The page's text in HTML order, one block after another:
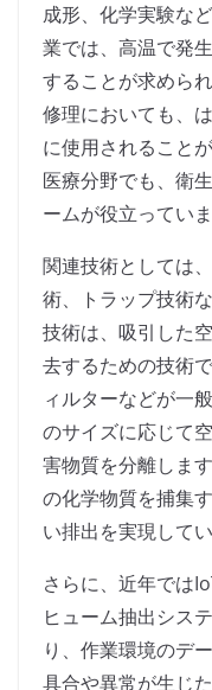
成形、化学実験な
業では、高温で発
することが求めら
修理においても、
に使用されること
医療分野でも、衛
ームが役立っていま
関連技術としては
術、トラップ技術
技術は、吸引した
去するための技術
ィルターなどが一
のサイズに応じて
害物質を分離しま
の化学物質を捕集
い排出を実現してい
さらに、近年では
ヒューム抽出シス
り、作業環境のデ
具合や異常が生じ